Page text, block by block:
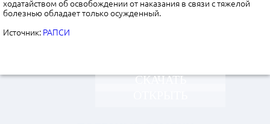
ходатайством об освобождении от наказания в связи с тяжелой
болезнью обладает только осужденный.
Источник: РАПСИ
СКАЧАТЬ